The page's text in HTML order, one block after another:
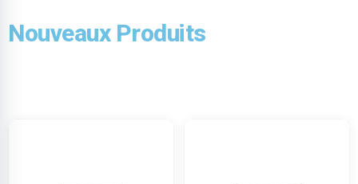
Nouveaux Produits